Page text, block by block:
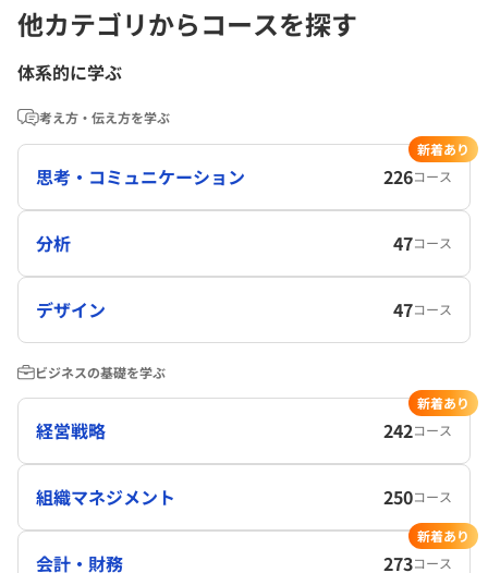
他カテゴリからコースを探す
体系的に学ぶ
考え方・伝え方を学ぶ
思考・コミュニケーション 226コース
新着あり
分析 47コース
デザイン 47コース
ビジネスの基礎を学ぶ
経営戦略 242コース
新着あり
組織マネジメント 250コース
会計・財務 273コース
新着あり